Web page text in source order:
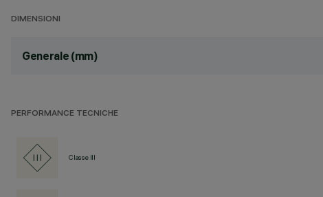
DIMENSIONI
Generale (mm)
PERFORMANCE TECNICHE
Classe III